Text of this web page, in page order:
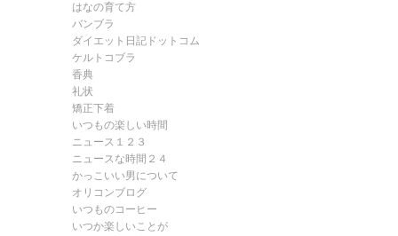
はなの育て方
バンブラ
ダイエット日記ドットコム
ケルトコブラ
香典
礼状
矯正下着
いつもの楽しい時間
ニュース１２３
ニュースな時間２４
かっこいい男について
オリコンブログ
いつものコーヒー
いつか楽しいことが